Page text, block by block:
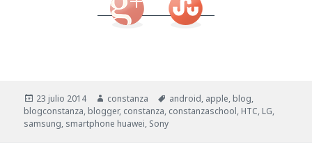
Publicado
el
23 julio 2014 Autor
constanza Etiquetas
android, apple, blog,
blogconstanza, blogger, constanza, constanzaschool, HTC, LG,
samsung, smartphone huawei, Sony